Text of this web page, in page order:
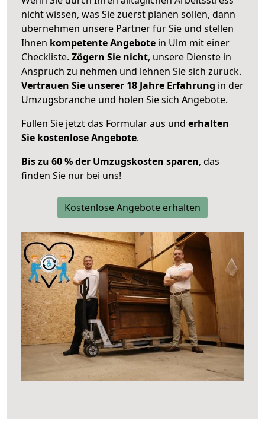
nicht wissen, was Sie zuerst planen sollen, dann
übernehmen unsere Partner für Sie und stellen
Ihnen kompetente Angebote in Ulm mit einer
Checkliste. Zögern Sie nicht, unsere Dienste in
Anspruch zu nehmen und lehnen Sie sich zurück.
Vertrauen Sie unserer 18 Jahre Erfahrung in der
Umzugsbranche und holen Sie sich Angebote.
Füllen Sie jetzt das Formular aus und erhalten
Sie kostenlose Angebote.
Bis zu 60 % der Umzugskosten sparen, das
finden Sie nur bei uns!
Kostenlose Angebote erhalten